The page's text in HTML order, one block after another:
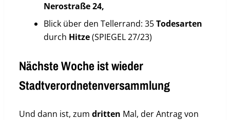
Nerostraße 24,
Blick über den Tellerrand: 35Todesarten
durch Hitze(SPIEGEL 27/23)
Nächste Woche ist wieder
Stadtverordnetenversammlung
Und dann ist, zum dritten Mal, der Antrag von